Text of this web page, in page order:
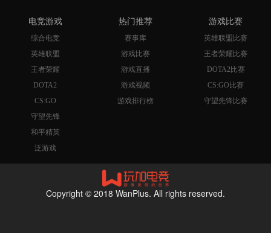
电竞游戏
综合电竞
英雄联盟
王者荣耀
DOTA2
CS:GO
守望先锋
和平精英
泛游戏
热门推荐
赛事库
游戏比赛
游戏直播
游戏视频
游戏排行榜
游戏比赛
英雄联盟比赛
王者荣耀比赛
DOTA2比赛
CS:GO比赛
守望先锋比赛
Copyright © 2018 WanPlus. All rights reserved.